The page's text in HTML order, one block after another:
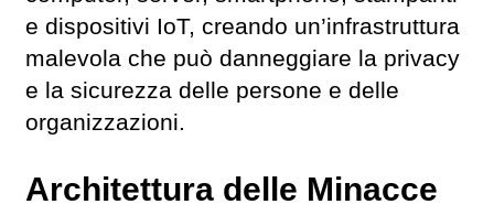
e dispositivi IoT, creando un’infrastruttura
malevola che può danneggiare la privacy
e la sicurezza delle persone e delle
organizzazioni.
Architettura delle Minacce